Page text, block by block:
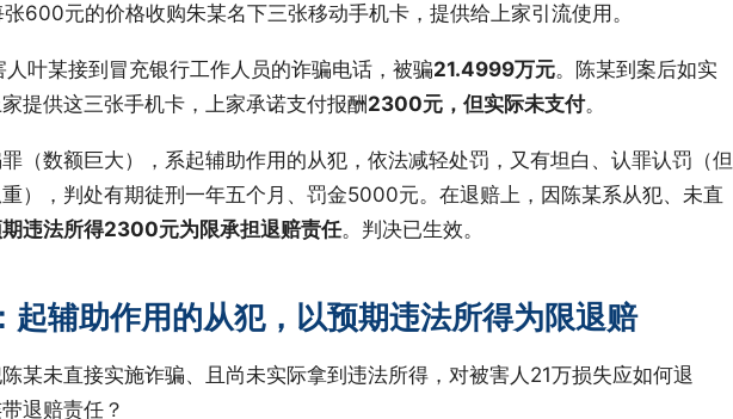
600元的价格收购朱某名下三张移动手机卡，提供给上家引流使用。
叶某接到冒充银行工作人员的诈骗电话，被骗21.4999万元。陈某到案后如实
提供这三张手机卡，上家承诺支付报酬2300元，但实际未支付。
（数额巨大），系起辅助作用的从犯，依法减轻处罚，又有坦白、认罪认罚（但
），判处有期徒刑一年五个月、罚金5000元。在退赔上，因陈某系从犯、未直
违法所得2300元为限承担退赔责任。判决已生效。
起辅助作用的从犯，以预期违法所得为限退赔
某未直接实施诈骗、且尚未实际拿到违法所得，对被害人21万损失应如何退
退赔责任？